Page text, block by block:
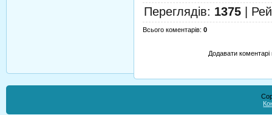
Переглядів: 1375
Всього коментарів: 0
Додавати